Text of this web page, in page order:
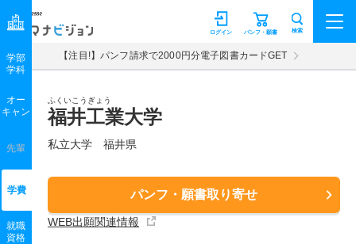
マナビジョン パンフ・願書
ログイン 検索
【注目!】パンフ請求で2000円分電子図書カードGET
ふくいこうぎょう
福井工業大学
私立大学 福井県
パンフ・願書取り寄せ
WEB出願関連情報
学部
学科
オー
キャン
先輩
学費
就職
資格